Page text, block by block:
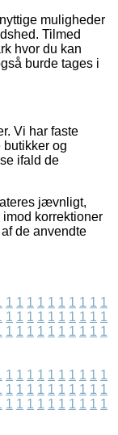
muligheder
Tilmed
hvor du kan
burde tages i
Vi har faste
og
ifald de
jævnligt,
korrektioner
de anvendte
1 1 1 1 1 1 1 1 1 1
1 1 1 1 1 1 1 1 1 1
1 1 1 1 1 1 1 1 1 1
1 1 1 1 1 1 1 1 1 1
1 1 1 1 1 1 1 1 1 1
1 1 1 1 1 1 1 1 1 1